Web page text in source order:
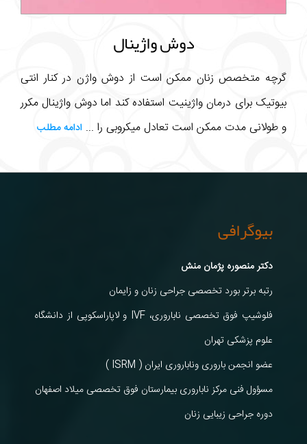
دوش واژینال
گرچه متخصص زنان ممکن است از دوش واژن در کنار انتی
بیوتیک برای درمان واژینیت استفاده کند اما دوش واژینال مکرر
و طولانی مدت ممکن است تعادل میکروبی را ... ادامه مطلب
بیوگرافی
دکتر منصوره پژمان منش
رتبه برتر بورد تخصصی جراحی زنان و زایمان
فلوشیپ فوق تخصصی ناباروری، IVF و لاپاراسکوپی از دانشگاه
علوم پزشکی تهران
عضو انجمن باروری وناباروری ایران ( ISRM )
مسؤول فنی مرکز ناباروری بیمارستان فوق تخصصی میلاد اصفهان
دوره جراحی زیبایی زنان